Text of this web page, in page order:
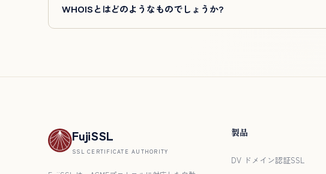
WHOISとはどのようなものでしょうか?
FujiSSL
SSL CERTIFICATE AUTHORITY
製品
DV ドメイン認証SSL